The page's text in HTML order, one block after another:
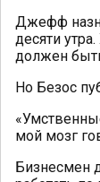
Джефф
десяти
должен
Но Безос
мой мозг
Бизнесмен